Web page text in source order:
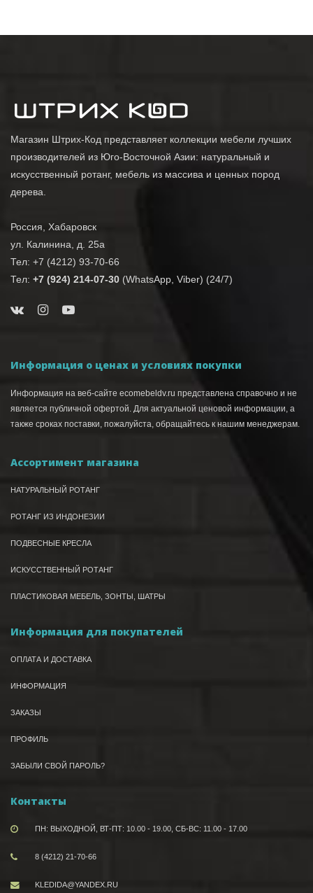
Магазин Штрих-Код представляет коллекции мебели лучших
производителей из Юго-Восточной Азии: натуральный и
искусственный ротанг, мебель из массива и ценных пород
дерева.
Россия, Хабаровск
ул. Калинина, д. 25а
Тел: +7 (4212) 93-70-66
Тел: +7 (924) 214-07-30 (WhatsApp, Viber) (24/7)
Информация о ценах и условиях покупки
Информация на веб-сайте ecomebeldv.ru представлена справочно и не
является публичной офертой. Для актуальной ценовой информации, а
также сроках поставки, пожалуйста, обращайтесь к нашим менеджерам.
Ассортимент магазина
НАТУРАЛЬНЫЙ РОТАНГ
РОТАНГ ИЗ ИНДОНЕЗИИ
ПОДВЕСНЫЕ КРЕСЛА
ИСКУССТВЕННЫЙ РОТАНГ
ПЛАСТИКОВАЯ МЕБЕЛЬ, ЗОНТЫ, ШАТРЫ
Информация для покупателей
ОПЛАТА И ДОСТАВКА
ИНФОРМАЦИЯ
ЗАКАЗЫ
ПРОФИЛЬ
ЗАБЫЛИ СВОЙ ПАРОЛЬ?
Контакты
ПН: ВЫХОДНОЙ, ВТ-ПТ: 10.00 - 19.00, СБ-ВС: 11.00 - 17.00
8 (4212) 21-70-66
KLEDIDA@YANDEX.RU